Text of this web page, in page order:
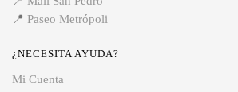
📍 Paseo Metrópoli
¿NECESITA AYUDA?
Mi Cuenta